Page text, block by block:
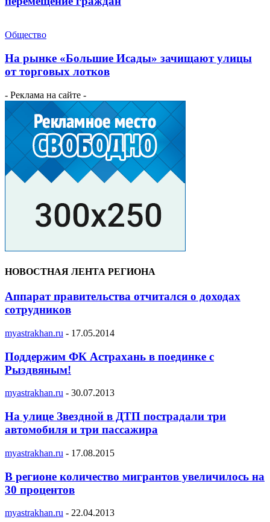
Общество
На рынке «Большие Исады» зачищают улицы
от торговых лотков
- Реклама на сайте -
НОВОСТНАЯ ЛЕНТА РЕГИОНА
Аппарат правительства отчитался о доходах
сотрудников
myastrakhan.ru - 17.05.2014
Поддержим ФК Астрахань в поединке с
Рыздвяным!
myastrakhan.ru - 30.07.2013
На улице Звездной в ДТП пострадали три
автомобиля и три пассажира
myastrakhan.ru - 17.08.2015
В регионе количество мигрантов увеличилось на
30 процентов
myastrakhan.ru - 22.04.2013